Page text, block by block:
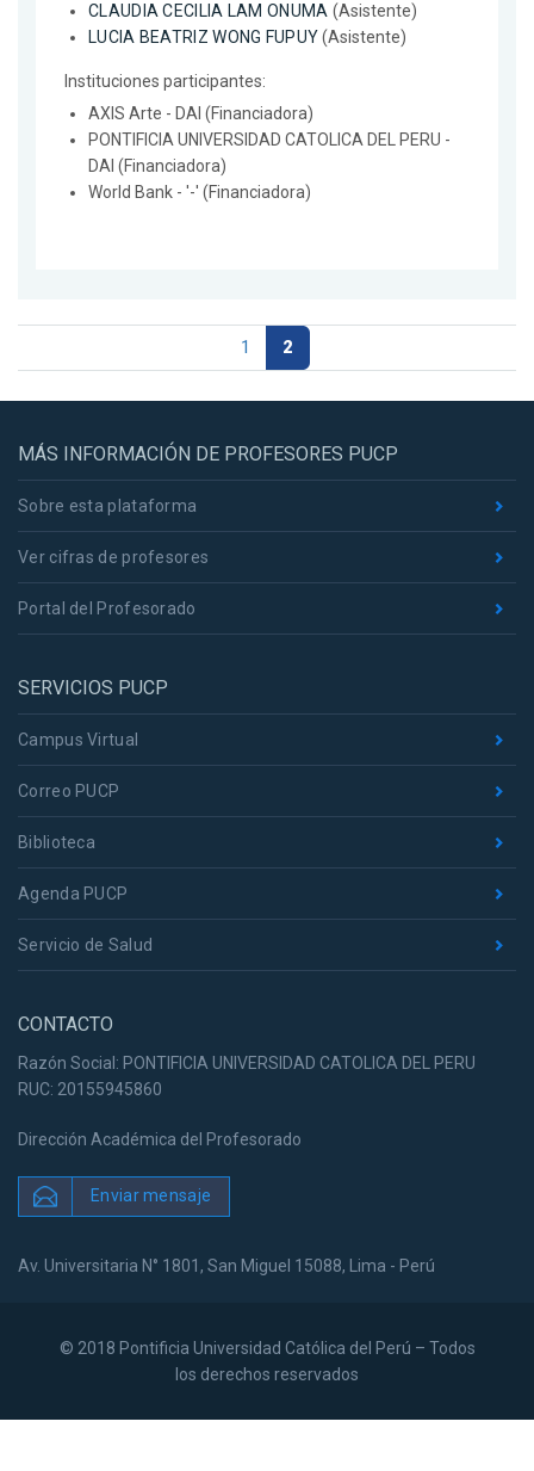
CLAUDIA CECILIA LAM ONUMA (Asistente)
LUCIA BEATRIZ WONG FUPUY(Asistente)
Instituciones participantes:
AXIS Arte - DAI (Financiadora)
PONTIFICIA UNIVERSIDAD CATOLICA DEL PERU -
DAI (Financiadora)
World Bank - '-' (Financiadora)
1 2
MÁS INFORMACIÓN DE PROFESORES PUCP
Sobre esta plataforma
Ver cifras de profesores
Portal del Profesorado
SERVICIOS PUCP
Campus Virtual
Correo PUCP
Biblioteca
Agenda PUCP
Servicio de Salud
CONTACTO
Razón Social: PONTIFICIA UNIVERSIDAD CATOLICA DEL PERU
RUC: 20155945860
Dirección Académica del Profesorado
Enviar mensaje
Av. Universitaria N° 1801, San Miguel 15088, Lima - Perú
© 2018 Pontificia Universidad Católica del Perú – Todos
los derechos reservados